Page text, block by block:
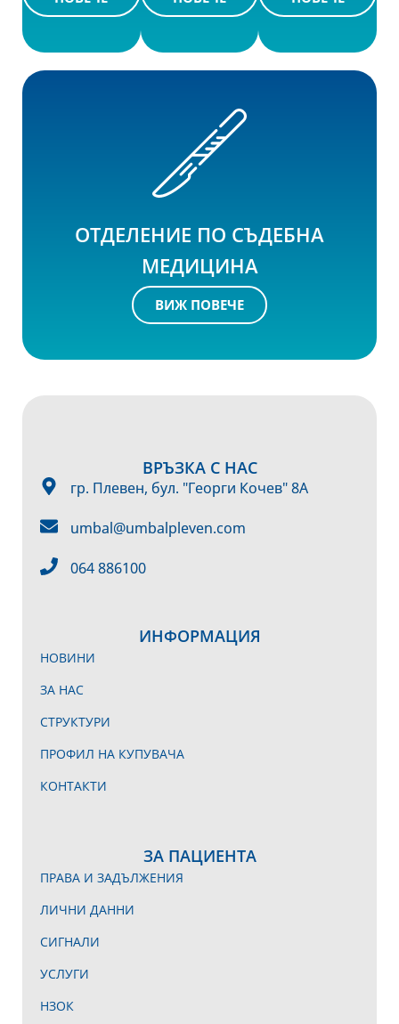
ОТДЕЛЕНИЕ ПО СЪДЕБНА
МЕДИЦИНА
ВИЖ ПОВЕЧЕ
ИНФОРМАЦИЯ
НОВИНИ
ЗА НАС
СТРУКТУРИ
ПРОФИЛ НА КУПУВАЧА
КОНТАКТИ
ЗА ПАЦИЕНТА
ПРАВА И ЗАДЪЛЖЕНИЯ
ЛИЧНИ ДАННИ
СИГНАЛИ
УСЛУГИ
НЗОК
ВРЪЗКА С НАС
гр. Плевен, бул. "Георги Кочев" 8А
umbal@umbalpleven.com
064 886100